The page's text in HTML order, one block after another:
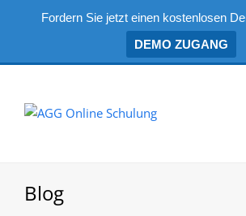
Fordern Sie jetzt einen kostenlosen
DEMO ZUGANG
Blog